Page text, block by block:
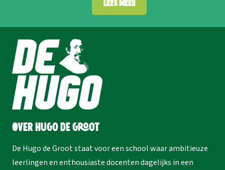
Lees meer
Over Hugo de Groot
De Hugo de Groot staat voor een school waar ambitieuze
leerlingen en enthousiaste docenten dagelijks in een